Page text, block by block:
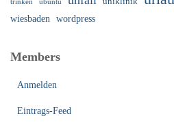
wiesbaden wordpress
Members
Anmelden
Eintrags-Feed